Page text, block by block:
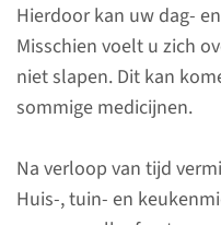
Hierdoor kan uw dag-
Misschien voelt u zich
niet slapen. Dit kan
sommige medicijnen.
Na verloop van tijd
Huis-, tuin- en
Over het
Na uw